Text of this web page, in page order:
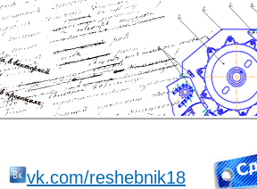
vk.com/reshebnik18